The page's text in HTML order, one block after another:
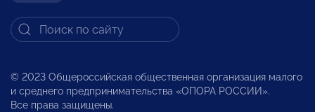
© 2023 Общероссийская общественная организация малого
и среднего предпринимательства «ОПОРА РОССИИ».
Все права защищены.